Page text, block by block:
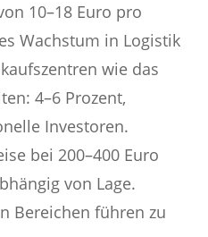
10–18 Euro pro
Wachstum in Logistik
wie das
4–6 Prozent,
Investoren.
bei 200–400 Euro
von Lage.
Bereichen führen zu